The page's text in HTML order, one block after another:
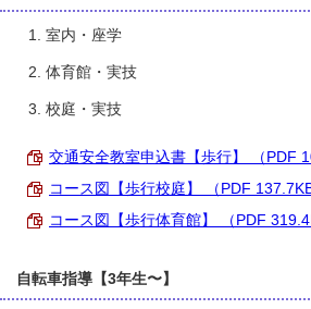
室内・座学
体育館・実技
校庭・実技
交通安全教室申込書【歩行】 （PDF
コース図【歩行校庭】 （PDF 137.7KB
コース図【歩行体育館】 （PDF
自転車指導【3年生〜】